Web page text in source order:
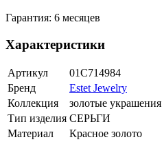
Гарантия: 6 месяцев
Характеристики
Артикул
01С714984
Бренд
Estet Jewelry
Коллекция
золотые украшения
Тип изделия СЕРЬГИ
Материал
Красное золото